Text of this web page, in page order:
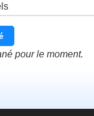
pour le moment.